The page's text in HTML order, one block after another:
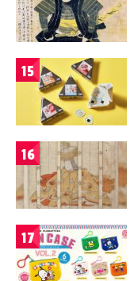
15
16
17